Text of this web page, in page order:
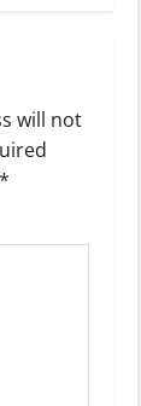
will not
*